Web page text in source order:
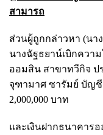
สามารถ
ส่วนผู้ถูกกล่าวหา (นา
นางฉัฐธยาน์เบิกควา
ออมสิน สาขาทวีกิจ ป
จุฑามาศ ซารัมย์ บัญ
2,000,000 บาท
และเงินฝากธนาคาร